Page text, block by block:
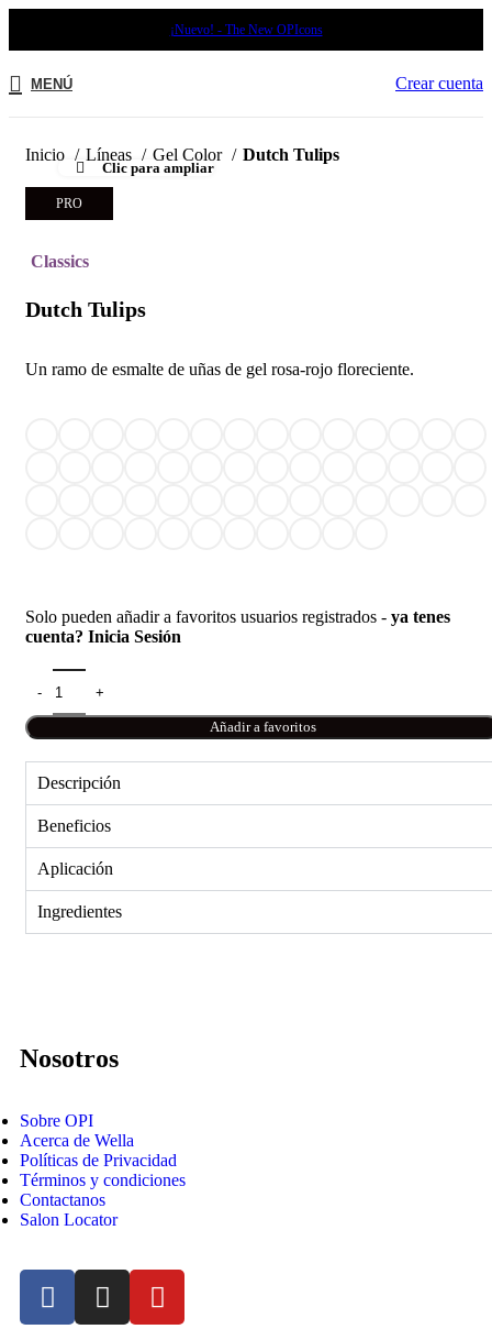
¡Nuevo! - The New OPIcons
MENÚ Crear cuenta
Inicio Líneas Gel Color Dutch Tulips
Clic para ampliar
PRO
Classics
Dutch Tulips
Un ramo de esmalte de uñas de gel rosa-rojo floreciente.
Solo pueden añadir a favoritos usuarios registrados - ya tenes
cuenta? Inicia Sesión
Añadir a favoritos
Descripción
Beneficios
Aplicación
Ingredientes
Nosotros
Sobre OPI
Acerca de Wella
Políticas de Privacidad
Términos y condiciones
Contactanos
Salon Locator